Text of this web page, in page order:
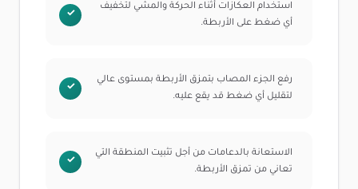
استخدام العكازات أثناء الحركة والمشي لتخفيف
أي ضغط على الأربطة.
رفع الجزء المصاب بتمزق الأربطة بمستوى عالي
لتقليل أي ضغط قد يقع عليه.
الاستعانة بالدعامات من أجل تثبيت المنطقة التي
تعاني من تمزق الأربطة.